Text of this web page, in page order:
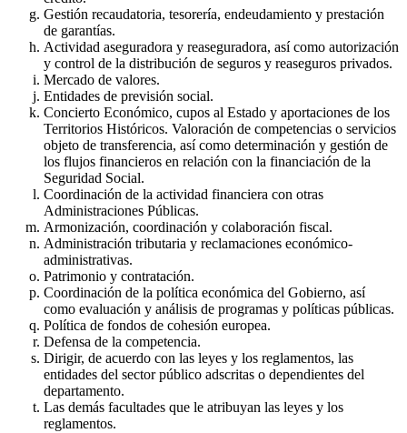
Gestión recaudatoria, tesorería, endeudamiento y prestación
de garantías.
Actividad aseguradora y reaseguradora, así como autorización
y control de la distribución de seguros y reaseguros privados.
Mercado de valores.
Entidades de previsión social.
Concierto Económico, cupos al Estado y aportaciones de los
Territorios Históricos. Valoración de competencias o servicios
objeto de transferencia, así como determinación y gestión de
los flujos financieros en relación con la financiación de la
Seguridad Social.
Coordinación de la actividad financiera con otras
Administraciones Públicas.
Armonización, coordinación y colaboración fiscal.
Administración tributaria y reclamaciones económico-
administrativas.
Patrimonio y contratación.
Coordinación de la política económica del Gobierno, así
como evaluación y análisis de programas y políticas públicas.
Política de fondos de cohesión europea.
Defensa de la competencia.
Dirigir, de acuerdo con las leyes y los reglamentos, las
entidades del sector público adscritas o dependientes del
departamento.
Las demás facultades que le atribuyan las leyes y los
reglamentos.